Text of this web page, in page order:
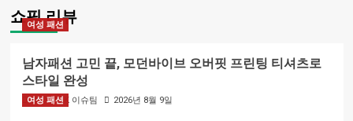
쇼핑 리뷰
여성 패션
남자패션 고민 끝, 모던바이브 오버핏 프린팅 티셔츠로
스타일 완성
BIZMARK 이슈팀 2026년 8월 9일
여성 패션